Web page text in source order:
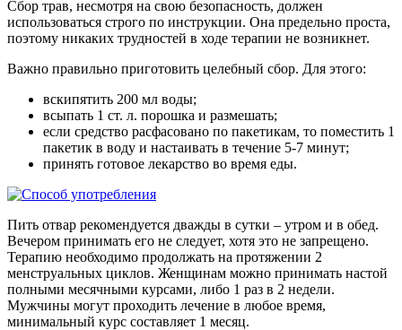
Сбор трав, несмотря на свою безопасность, должен
использоваться строго по инструкции. Она предельно проста,
поэтому никаких трудностей в ходе терапии не возникнет.
Важно правильно приготовить целебный сбор. Для этого:
вскипятить 200 мл воды;
всыпать 1 ст. л. порошка и размешать;
если средство расфасовано по пакетикам, то поместить 1
пакетик в воду и настаивать в течение 5-7 минут;
принять готовое лекарство во время еды.
Пить отвар рекомендуется дважды в сутки – утром и в обед.
Вечером принимать его не следует, хотя это не запрещено.
Терапию необходимо продолжать на протяжении 2
менструальных циклов. Женщинам можно принимать настой
полными месячными курсами, либо 1 раз в 2 недели.
Мужчины могут проходить лечение в любое время,
минимальный курс составляет 1 месяц.